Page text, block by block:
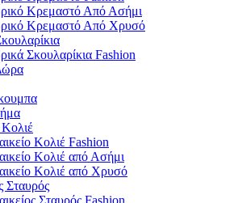
Κρεμαστό Από Ασήμι
Κρεμαστό Από Χρυσό
Σκουλαρίκια Fashion
Κολιέ
Κολιέ Fashion
Κολιέ από Ασήμι
Κολιέ από Χρυσό
Σταυρός